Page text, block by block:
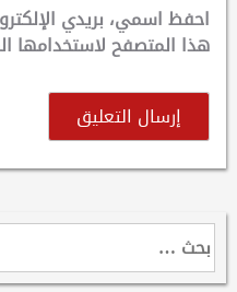
احفظ اسمي، بريدي
هذا المتصفح لاستخدامها
البحث
عن: